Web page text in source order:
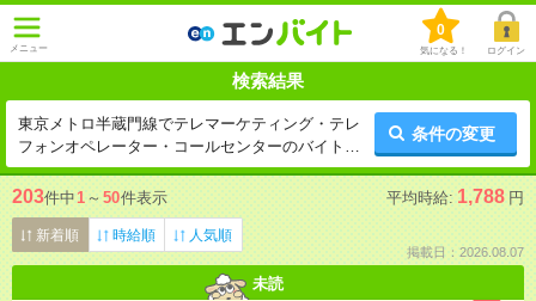
メニュー
0
気になる！ ログイン
検索結果
東京メトロ半蔵門線でテレマーケティング・テレ
フォンオペレーター・コールセンターのバイト一
覧
条件の変更
203件中1 ～ 50件表示 平均時給: 1,788 円
新着順 時給順 人気順
掲載日：2026.08.07
未読